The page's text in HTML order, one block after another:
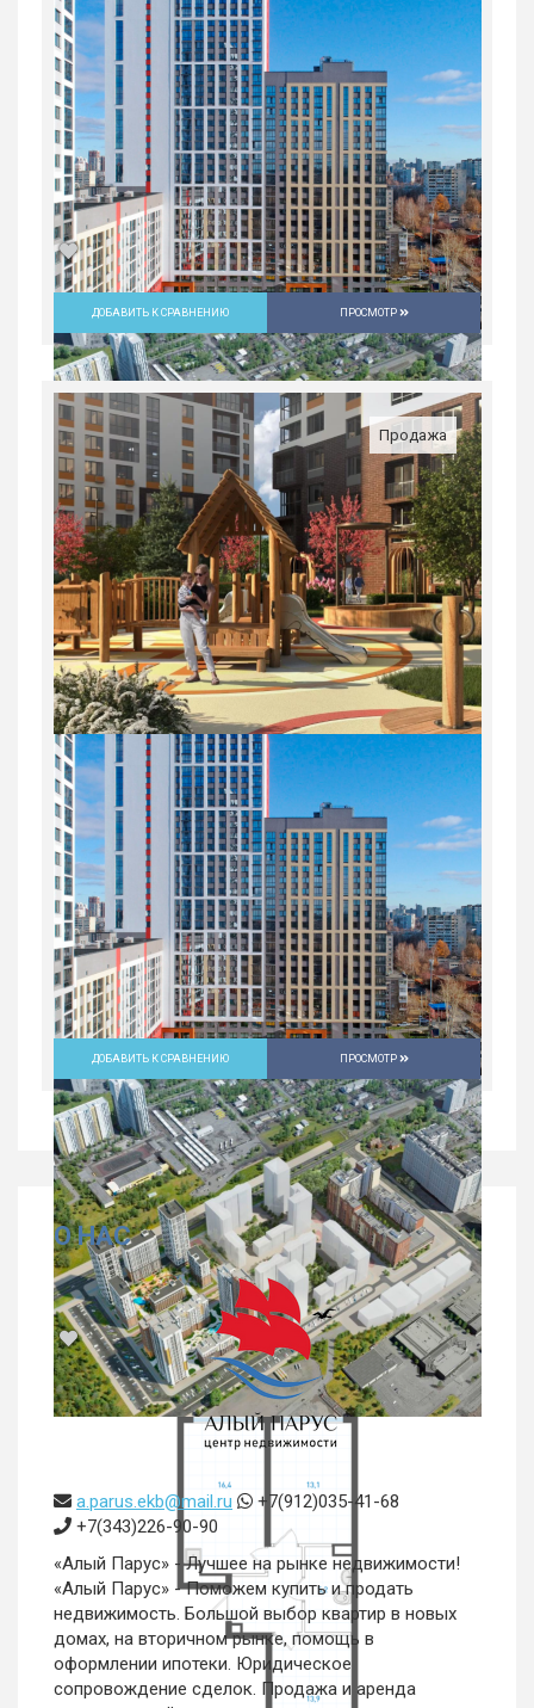
Студия в ЖК «Русь» на ВИЗе...
Россия, Свердловская область,
Екатеринбург
4 397 400 руб.
1 25/31
1-комн. квартира в ЖК «Русь» на
Россия, Свердловская область,
Екатеринбург
5 929 200 руб.
1 4/31
ДОБАВИТЬ К СРАВНЕНИЮ ПРОСМОТР
Продажа
ДОБАВИТЬ К СРАВНЕНИЮ ПРОСМОТР
О НАС
a.parus.ekb@mail.ru
+7(912)035-41-68
+7(343)226-90-90
«Алый Парус» - Лучшее на рынке недвижимости!
«Алый Парус» - Поможем купить и продать
недвижимость. Большой выбор квартир в новых
домах, на вторичном рынке, помощь в
оформлении ипотеки. Юридическое
сопровождение сделок. Продажа и аренда